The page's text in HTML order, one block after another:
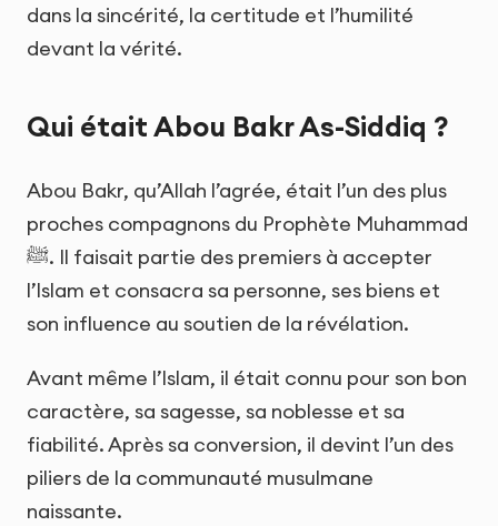
dans la sincérité, la certitude et l’humilité
devant la vérité.
Qui était Abou Bakr As-Siddiq ?
Abou Bakr, qu’Allah l’agrée, était l’un des plus
proches compagnons du Prophète Muhammad
ﷺ. Il faisait partie des premiers à accepter
l’Islam et consacra sa personne, ses biens et
son influence au soutien de la révélation.
Avant même l’Islam, il était connu pour son bon
caractère, sa sagesse, sa noblesse et sa
fiabilité. Après sa conversion, il devint l’un des
piliers de la communauté musulmane
naissante.